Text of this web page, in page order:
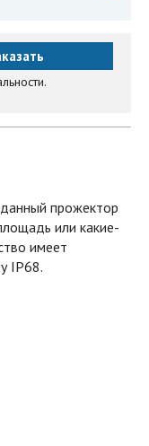
прожектор
или какие-
имеет
IP68.